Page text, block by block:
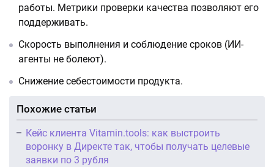
работы. Метрики проверки качества позволяют его
поддерживать.
Скорость выполнения и соблюдение сроков (ИИ-
агенты не болеют).
Снижение себестоимости продукта.
Похожие статьи
Кейс клиента Vitamin.tools: как выстроить
воронку в Директе так, чтобы получать целевые
заявки по 3 рубля